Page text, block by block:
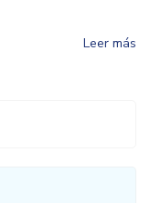
Leer más